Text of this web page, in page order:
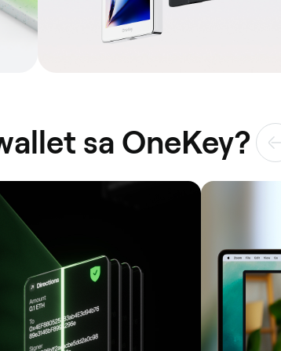
sa OneKey?